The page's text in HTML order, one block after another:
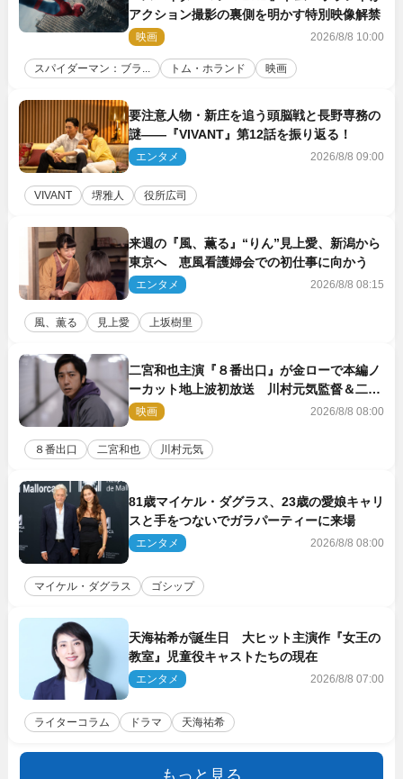
アクション撮影の裏側を明かす特別映像解禁
映画 2026/8/8 10:00
スパイダーマン：ブラ... トム・ホランド 映画
要注意人物・新庄を追う頭脳戦と長野専務の
謎――『VIVANT』第12話を振り返る！
エンタメ 2026/8/8 09:00
VIVANT 堺雅人 役所広司
来週の『風、薫る』“りん”見上愛、新潟から
東京へ 恵風看護婦会での初仕事に向かう
エンタメ 2026/8/8 08:15
風、薫る 見上愛 上坂樹里
二宮和也主演『８番出口』が金ローで本編ノ
ーカット地上波初放送 川村元気監督＆二宮
コメント到着
映画 2026/8/8 08:00
８番出口 二宮和也 川村元気
81歳マイケル・ダグラス、23歳の愛娘キャリ
スと手をつないでガラパーティーに来場
エンタメ 2026/8/8 08:00
マイケル・ダグラス ゴシップ
天海祐希が誕生日 大ヒット主演作『女王の
教室』児童役キャストたちの現在
エンタメ 2026/8/8 07:00
ライターコラム ドラマ 天海祐希